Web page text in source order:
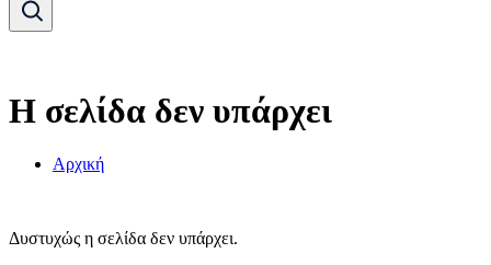
Η σελίδα δεν υπάρχει
Αρχική
Δυστυχώς η σελίδα δεν υπάρχει.